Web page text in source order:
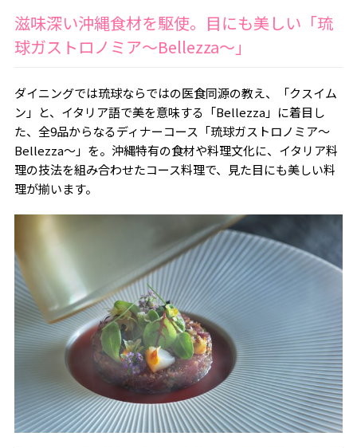
滋味深い沖縄食材を駆使。目にも美しい「琉
球ガストロノミア～Bellezza～」
ダイニングでは琉球ならではの医食同源の教え、「クスイム
ン」と、イタリア語で美を意味する「Bellezza」に着目し
た、全9品からなるディナーコース「琉球ガストロノミア～
Bellezza～」を。沖縄特有の食材や料理文化に、イタリア料
理の技法を組み合わせたコース料理で、見た目にも美しい料
理が揃います。